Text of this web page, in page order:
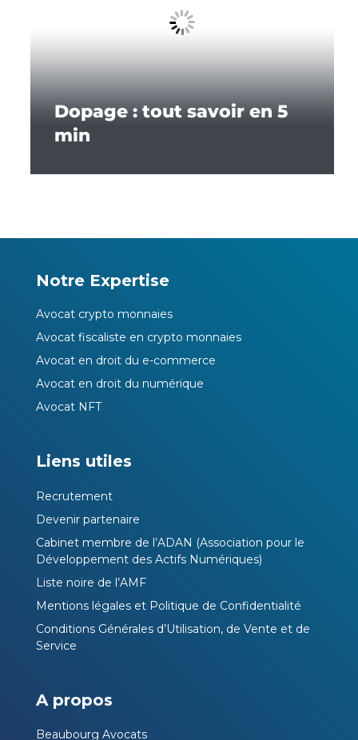
Dopage : tout savoir en 5
min
Notre Expertise
Avocat crypto monnaies
Avocat fiscaliste en crypto monnaies
Avocat en droit du e-commerce
Avocat en droit du numérique
Avocat NFT
Liens utiles
Recrutement
Devenir partenaire
Cabinet membre de l’ADAN (Association pour le
Développement des Actifs Numériques)
Liste noire de l’AMF
Mentions légales et Politique de Confidentialité
Conditions Générales d’Utilisation, de Vente et de
Service
A propos
Beaubourg Avocats